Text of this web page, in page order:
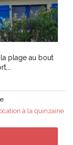
plage au bout
à la quinzaine